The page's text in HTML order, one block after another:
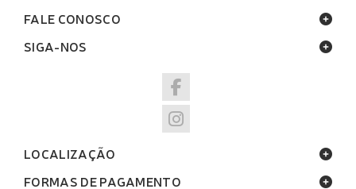
FALE CONOSCO
SIGA-NOS
LOCALIZAÇÃO
FORMAS DE PAGAMENTO